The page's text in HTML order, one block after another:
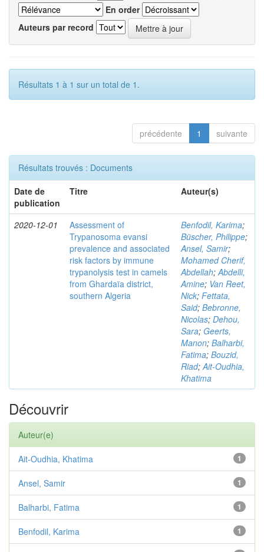
En order
Auteurs par record
Résultats 1 à 1 sur un total de 1.
précédente 1 suivante
Résultats trouvés : Documents
Date de
publication
Titre Auteur(s)
2020-12-01
Assessment of
Trypanosoma evansi
prevalence and associated
risk factors by immune
trypanolysis test in camels
from Ghardaïa district,
southern Algeria
Benfodil, Karima;
Büscher, Philippe;
Ansel, Samir;
Mohamed Cherif,
Abdellah;Abdelli,
Amine; Van Reet,
Nick; Fettata,
Said; Bebronne,
Nicolas; Dehou,
Sara; Geerts,
Manon; Balharbi,
Fatima; Bouzid,
Riad;Ait-Oudhia,
Khatima
Découvrir
Auteur(e)
1
Ait-Oudhia, Khatima
1
Ansel, Samir
1
Balharbi, Fatima
1
Benfodil, Karima